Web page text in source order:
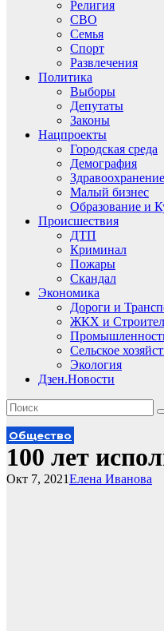
Религия
СВО
Семья
Спорт
Развлечения
Политика
Выборы
Депутаты
Законы
Нацпроекты
Городская среда
Демография
Здравоохранение
Малый бизнес
Образование и
Происшествия
ДТП
Криминал
Пожары
Скандал
Экономика
Дороги и
ЖКХ и
Сельское
Экология
Дзен.Новости
Общество
100 лет
Елена Иванова
Окт 7, 2021